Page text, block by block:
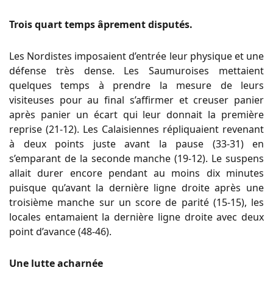
Trois quart temps âprement disputés.
Les Nordistes imposaient d’entrée leur physique et une
défense très dense. Les Saumuroises mettaient
quelques temps à prendre la mesure de leurs
visiteuses pour au final s’affirmer et creuser panier
après panier un écart qui leur donnait la première
reprise (21-12). Les Calaisiennes répliquaient revenant
à deux points juste avant la pause (33-31) en
s’emparant de la seconde manche (19-12). Le suspens
allait durer encore pendant au moins dix minutes
puisque qu’avant la dernière ligne droite après une
troisième manche sur un score de parité (15-15), les
locales entamaient la dernière ligne droite avec deux
point d’avance (48-46).
Une lutte acharnée